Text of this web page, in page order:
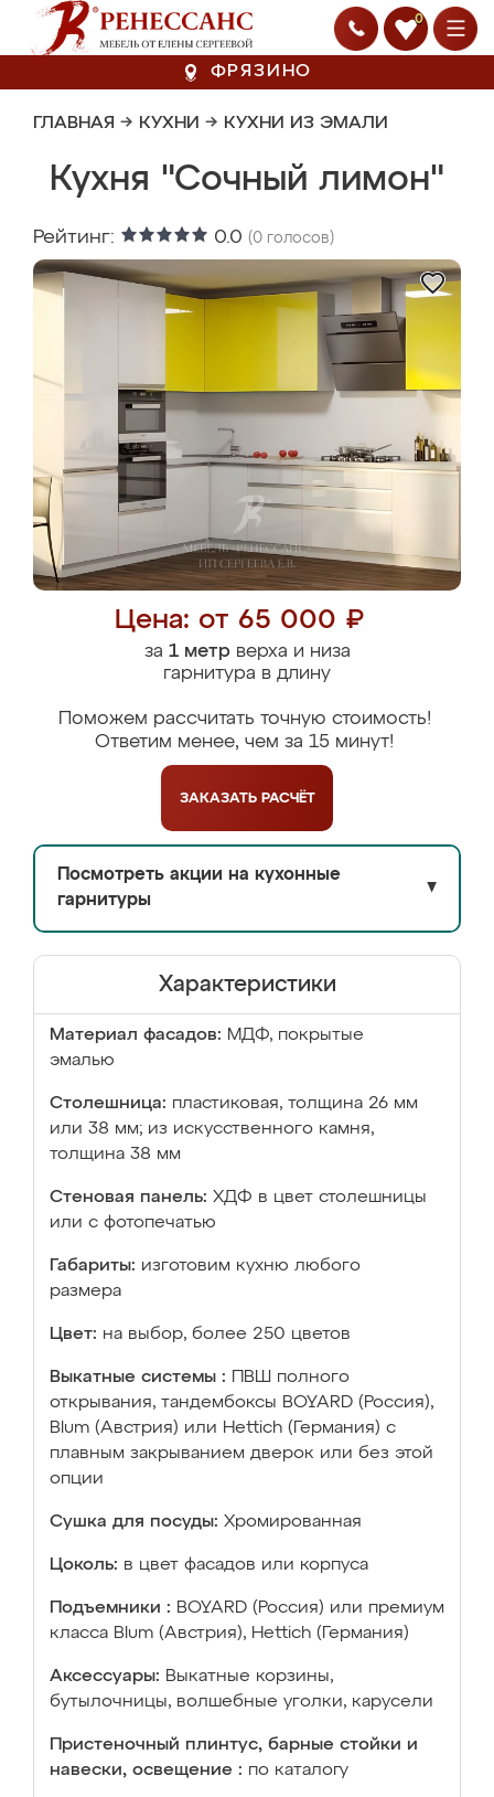
0
ФРЯЗИНО
ГЛАВНАЯ → КУХНИ → КУХНИ ИЗ ЭМАЛИ
Кухня "Сочный лимон"
Рейтинг: 0.0 (0 голосов)
Цена: от 65 000 ₽
за 1 метрверха и низа
гарнитура в длину
Поможем рассчитать точную стоимость!
Ответим менее, чем за 15 минут!
ЗАКАЗАТЬ РАСЧЁТ
Посмотреть акции на кухонные
гарнитуры
▼
Характеристики
Материал фасадов: МДФ, покрытые
эмалью
Столешница: пластиковая, толщина 26 мм
или 38 мм; из искусственного камня,
толщина 38 мм
Стеновая панель: ХДФ в цвет столешницы
или с фотопечатью
Габариты: изготовим кухню любого
размера
Цвет: на выбор, более 250 цветов
Выкатные системы :
ПВШ полного
открывания, тандембоксы BOYARD (Россия),
Blum (Австрия) или Hettich (Германия) с
плавным закрыванием дверок или без этой
опции
Сушка для посуды: Хромированная
Цоколь: в цвет фасадов или корпуса
Подъемники : BOYARD (Россия) или премиум
класса Blum (Австрия), Hettich (Германия)
Аксессуары: Выкатные корзины,
бутылочницы, волшебные уголки, карусели
Пристеночный плинтус, барные стойки и
навески, освещение : по каталогу